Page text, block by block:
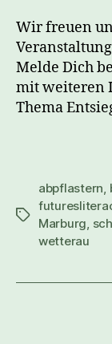
Wir freuen
Melde Dich
mit weiteren
Thema
abpflastern,
Marburg,
wetterau